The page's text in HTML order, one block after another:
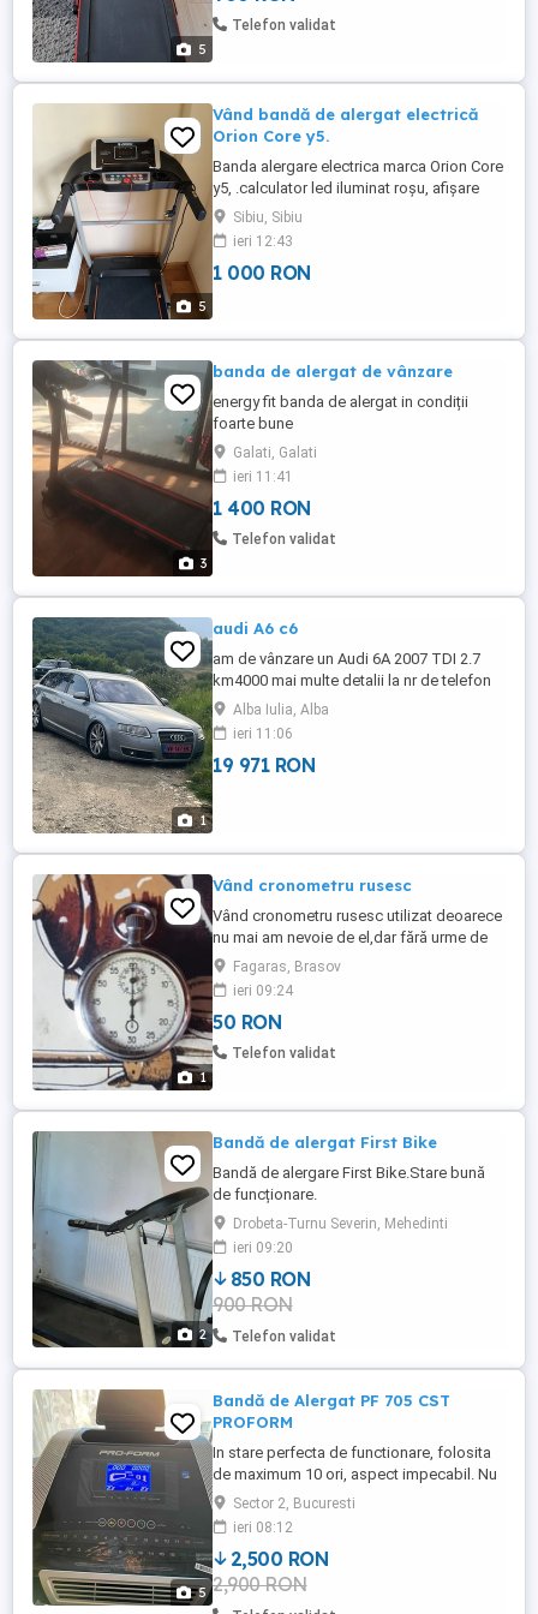
5
Telefon validat
5
Vând bandă de alergat electrică
Orion Core y5.
Banda alergare electrica marca Orion Core
y5, .calculator led iluminat roșu, afișare
puls ,nr.pasi ,mp3, boxe integrate,
bluetooth , aplicație Kinomap, motor
silențios putere 1.25CP, viteză maximă
10km oră , posibilitate schimbare viteze
Sibiu, Sibiu
ieri 12:43
1 000 RON
3
banda de alergat de vânzare
energy fit banda de alergat in condiții
foarte bune
Galati, Galati
ieri 11:41
1 400 RON
Telefon validat
1
audi A6 c6
am de vânzare un Audi 6A 2007 TDI 2.7
km4000 mai multe detalii la nr de telefon
Alba Iulia, Alba
ieri 11:06
19 971 RON
1
Vând cronometru rusesc
Vând cronometru rusesc utilizat deoarece
nu mai am nevoie de el,dar fără urme de
utilizare,arătând aproape ca nou
Fagaras, Brasov
ieri 09:24
50 RON
Telefon validat
2
Bandă de alergat First Bike
Bandă de alergare First Bike.Stare bună
de funcționare.
Drobeta-Turnu Severin, Mehedinti
ieri 09:20
850 RON
900 RON
Telefon validat
5
Bandă de Alergat PF 705 CST
PROFORM
In stare perfecta de functionare, folosita
de maximum 10 ori, aspect impecabil. Nu
livrez, nu asigur transport. Dimensiuni : cm
Lxlxh 200 x 94 x 149 Greutate 91 kg PF 705
CST PROFORM este o banda de alergare
potrivita pentru uz casnic ce ofera un
antrenament eficient si echilibrat. Este mai
sigura decat ...
Sector 2, Bucuresti
ieri 08:12
2,500 RON
2,900 RON